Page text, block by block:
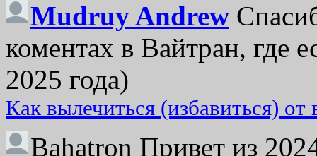
Mudruy Andrew
коментах в Вайтран, где
2025 года)
Как вылечиться (избавиться)
Bahatron Привет из